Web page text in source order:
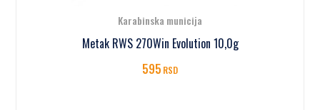
Karabinska municija
Metak RWS 270Win Evolution 10,0g
595RSD